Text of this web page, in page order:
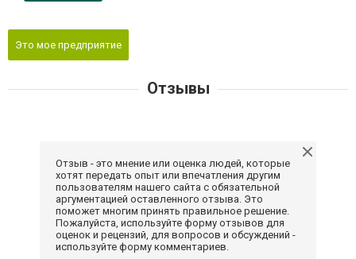
Это мое предприятие
Отзывы
Отзыв - это мнение или оценка людей, которые
хотят передать опыт или впечатления другим
пользователям нашего сайта с обязательной
аргументацией оставленного отзыва. Это
поможет многим принять правильное решение.
Пожалуйста, используйте форму отзывов для
оценок и рецензий, для вопросов и обсуждений -
используйте форму комментариев.